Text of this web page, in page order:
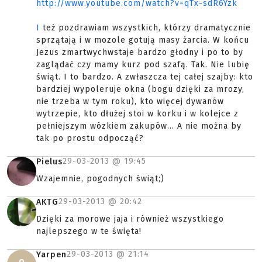
http://www.youtube.com/watch?v=qTx-sdR6Yzk
I też pozdrawiam wszystkich, którzy dramatycznie
sprzątają i w mozole gotują masy żarcia. W końcu
Jezus zmartwychwstaje bardzo głodny i po to by
zaglądać czy mamy kurz pod szafą. Tak. Nie lubię
świąt. I to bardzo. A zwłaszcza tej całej szajby: kto
bardziej wypoleruje okna (bogu dzięki za mrozy,
nie trzeba w tym roku), kto więcej dywanów
wytrzepie, kto dłużej stoi w korku i w kolejce z
pełniejszym wózkiem zakupów... A nie można by
tak po prostu odpocząć?
Pielus29-03-2013 @ 19:45
Wzajemnie, pogodnych świąt;)
AKTG29-03-2013 @ 20:42
Dzięki za morowe jaja i również wszystkiego
najlepszego w te święta!
Yarpen29-03-2013 @ 21:14